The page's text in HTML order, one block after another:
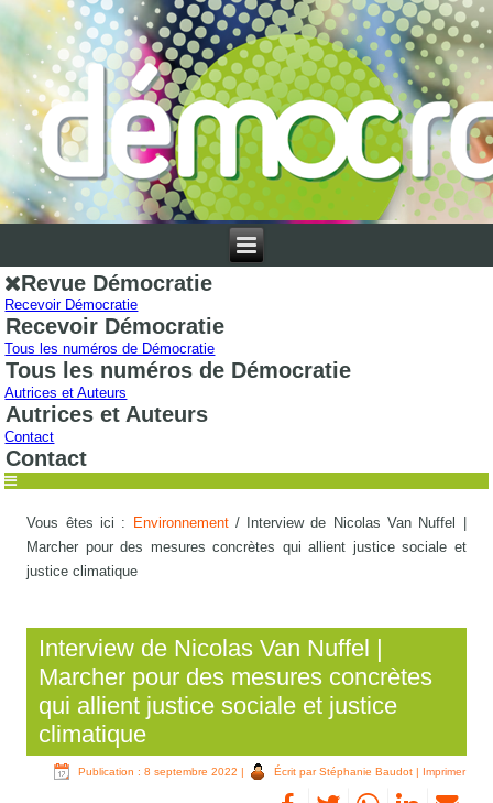
Revue Démocratie
Recevoir Démocratie
Recevoir Démocratie
Tous les numéros de Démocratie
Tous les numéros de Démocratie
Autrices et Auteurs
Autrices et Auteurs
Contact
Contact
Vous êtes ici : Environnement/
Interview de Nicolas Van Nuffel |
Marcher pour des mesures concrètes qui allient justice sociale et
justice climatique
Interview de Nicolas Van Nuffel |
Marcher pour des mesures concrètes
qui allient justice sociale et justice
climatique
Publication : 8 septembre 2022 | Écrit par Stéphanie Baudot| Imprimer